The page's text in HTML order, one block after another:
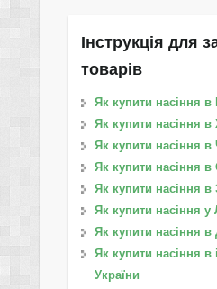
Інструкція для
товарів
Як купити насіння в
Як купити насіння в
Як купити насіння в
Як купити насіння в
Як купити насіння в
Як купити насіння у
Як купити насіння в
Як купити насіння в
України